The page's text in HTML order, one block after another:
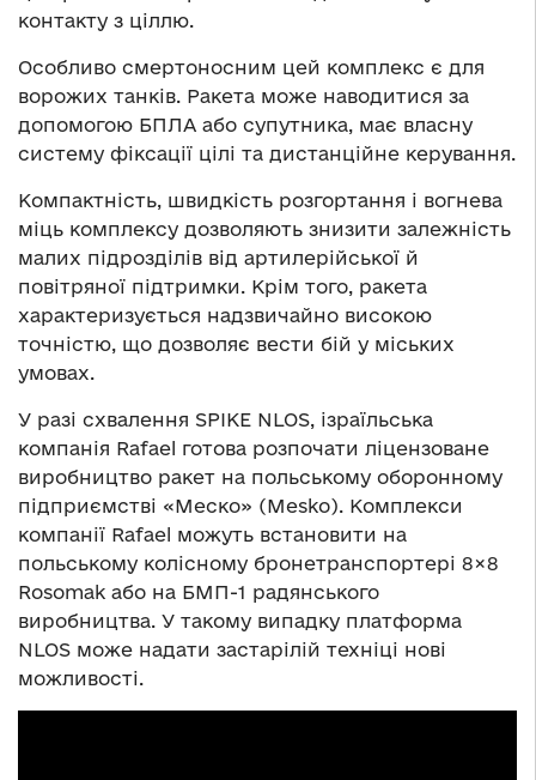
контакту з ціллю.
Особливо смертоносним цей комплекс є для
ворожих танків. Ракета може наводитися за
допомогою БПЛА або супутника, має власну
систему фіксації цілі та дистанційне керування.
Компактність, швидкість розгортання і вогнева
міць комплексу дозволяють знизити залежність
малих підрозділів від артилерійської й
повітряної підтримки. Крім того, ракета
характеризується надзвичайно високою
точністю, що дозволяє вести бій у міських
умовах.
У разі схвалення SPIKE NLOS, ізраїльська
компанія Rafael готова розпочати ліцензоване
виробництво ракет на польському оборонному
підприємстві «Меско» (Mesko). Комплекси
компанії Rafael можуть встановити на
польському колісному бронетранспортері 8×8
Rosomak або на БМП-1 радянського
виробництва. У такому випадку платформа
NLOS може надати застарілій техніці нові
можливості.